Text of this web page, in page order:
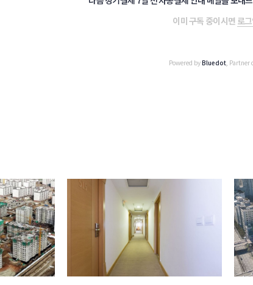
이미 구독 중이시면 로
Powered byBluedot, Partner